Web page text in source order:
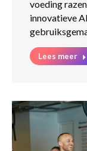
voeding
innovatieve
Lees meer